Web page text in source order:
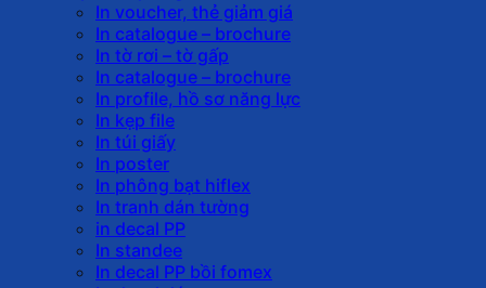
In voucher, thẻ giảm giá
In catalogue – brochure
In tờ rơi – tờ gấp
In catalogue – brochure
In profile, hồ sơ năng lực
In kẹp file
In túi giấy
In poster
In phông bạt hiflex
In tranh dán tường
in decal PP
In standee
In decal PP bồi fomex